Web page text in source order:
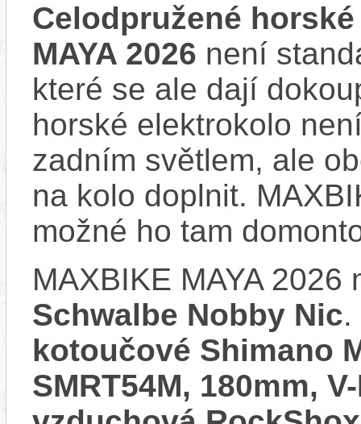
Celodpružené
MAYA 2026 není
které se ale dají
horské elektrokolo
zadním světlem, ale
na kolo doplnit.
možné ho tam
MAXBIKE MAYA
Schwalbe Nobby Nic.
kotoučové Shimano
SMRT54M, 180mm,